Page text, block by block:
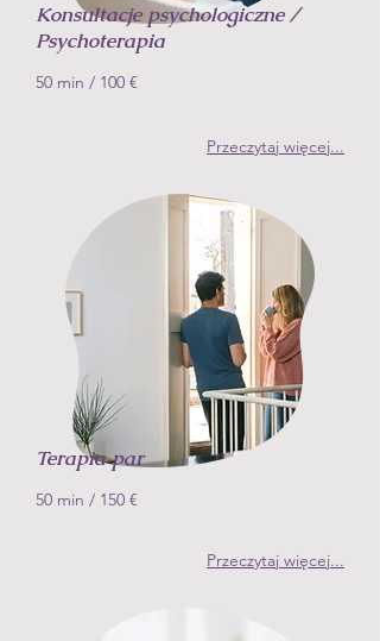
Konsultacje psychologiczne /
Psychoterapia
50 min / 100 €
Przeczytaj więcej...
Terapia par
50 min / 150 €
Przeczytaj więcej...